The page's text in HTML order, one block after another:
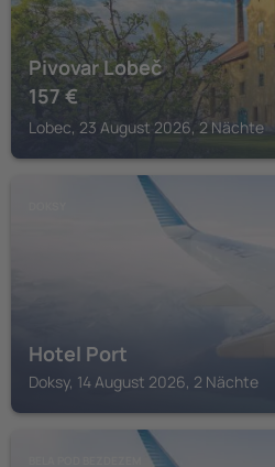
Pivovar Lobeč
157 €
Lobec, 23 August 2026, 2 Nächte
Hotel Port
Doksy, 14 August 2026, 2 Nächte